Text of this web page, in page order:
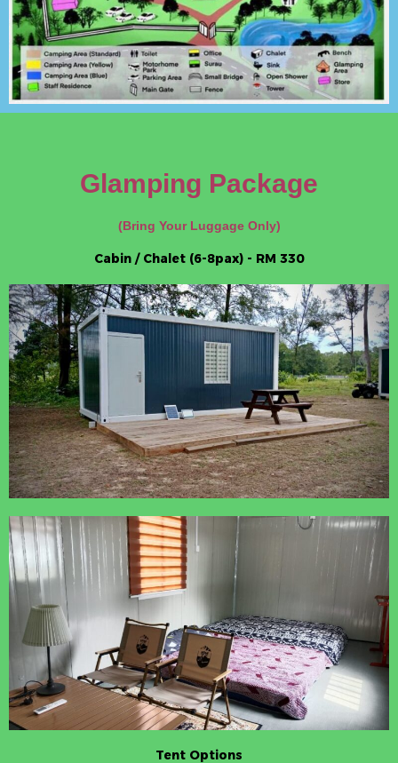
Glamping Package
(Bring Your Luggage Only)
Cabin / Chalet (6-8pax) - RM 330
Tent Options